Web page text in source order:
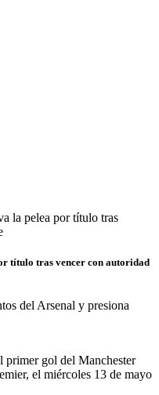
la pelea por título tras
título tras vencer con autoridad
del Arsenal y presiona
primer gol del Manchester
el miércoles 13 de mayo